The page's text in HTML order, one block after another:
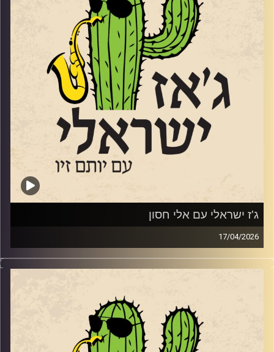
בין היתר את "שני משוגעים" ואת השיר זוכה האירוויזיון "טוי".
זכה בפרס ראש הממשלה למלחינים ולפני 4 בפרס של משרד
התרבות על שם אריק איינשטיין, הוא בא אלינו כדי לחגוג את
ה -18 שלו. שוחחנו איתו על המוזיקה שלנו ועל פילוסופיית
החיים שלו.
ג'ז ישראלי עם אלי חסון
17/04/2026
החצוצרן והמלחין אלי חסון
שהוציא לפני מספר חודשים את אלבומו השני הוא דמות
ייחודית. לא רק בגלל שהיה בגיל 61 כשאלבום הבכורה יצא,
אלא בגלל הסאונד המיוחד